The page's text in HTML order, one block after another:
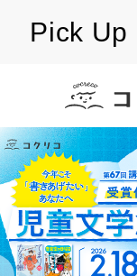
Pick Up